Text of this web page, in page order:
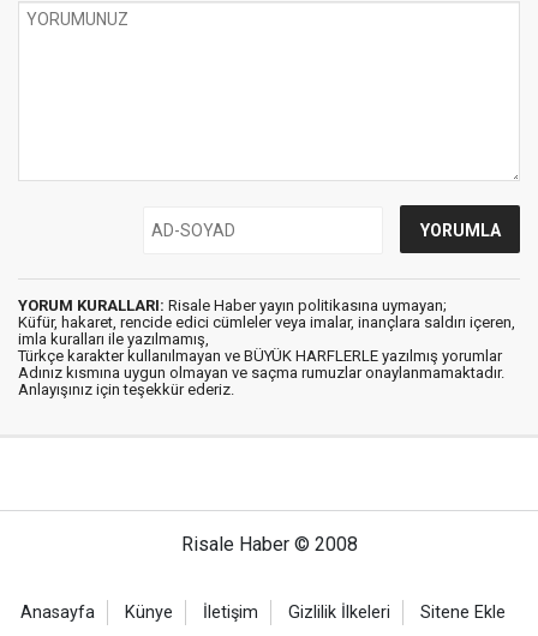
YORUM KURALLARI: Risale Haber yayın politikasına uymayan;
Küfür, hakaret, rencide edici cümleler veya imalar, inançlara saldırı içeren,
imla kuralları ile yazılmamış,
Türkçe karakter kullanılmayan ve BÜYÜK HARFLERLE yazılmış yorumlar
Adınız kısmına uygun olmayan ve saçma rumuzlar onaylanmamaktadır.
Anlayışınız için teşekkür ederiz.
Risale Haber © 2008
Anasayfa Künye İletişim Gizlilik İlkeleri Sitene Ekle